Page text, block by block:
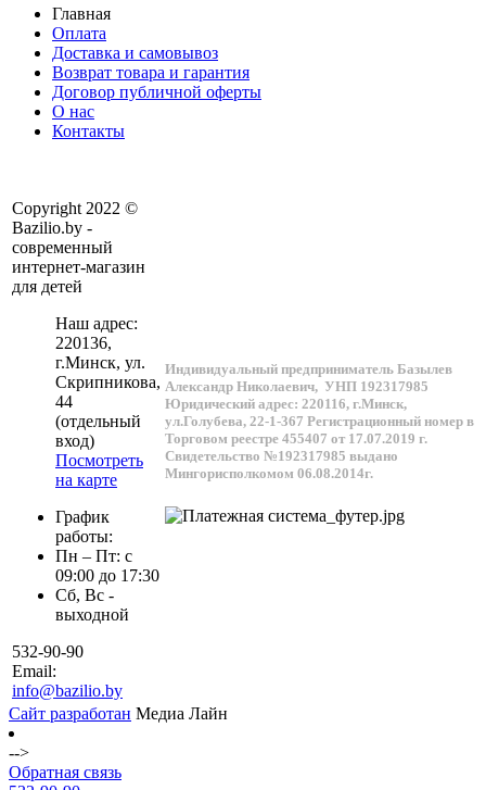
Главная
Оплата
Доставка и самовывоз
Возврат товара и гарантия
Договор публичной оферты
О нас
Контакты
Copyright 2022 ©
Bazilio.by -
современный
интернет-магазин
для детей
Наш адрес:
220136,
г.Минск, ул.
Скрипникова,
44
(отдельный
вход)
Посмотреть
на карте
График
работы:
Пн – Пт: с
09:00 до 17:30
Сб, Вс -
выходной
532-90-90
Email:
info@bazilio.by
Индивидуальный предприниматель Базылев
Александр Николаевич, УНП 192317985
Юридический адрес: 220116, г.Минск,
ул.Голубева, 22-1-367 Регистрационный номер в
Торговом реестре 455407 от 17.07.2019 г.
Свидетельство №192317985 выдано
Мингорисполкомом 06.08.2014г.
Сайт разработан Медиа Лайн
-->
Обратная связь